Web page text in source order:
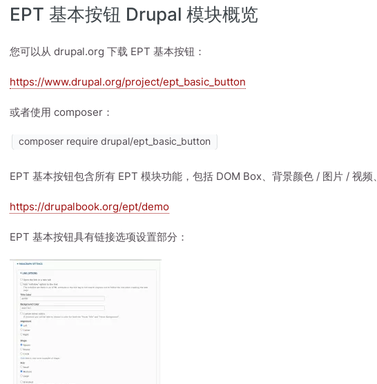
EPT 基本按钮 Drupal 模块概览
您可以从 drupal.org 下载 EPT 基本按钮：
https://www.drupal.org/project/ept_basic_button
或者使用 composer：
composer require drupal/ept_basic_button
EPT 基本按钮包含所有 EPT 模块功能，包括 DOM Box、背景颜色 / 图片 / 视频
https://drupalbook.org/ept/demo
EPT 基本按钮具有链接选项设置部分：
图